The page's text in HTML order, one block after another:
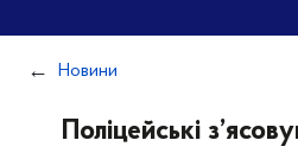
Новини
Поліцейські